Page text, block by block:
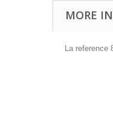
MORE
La reference